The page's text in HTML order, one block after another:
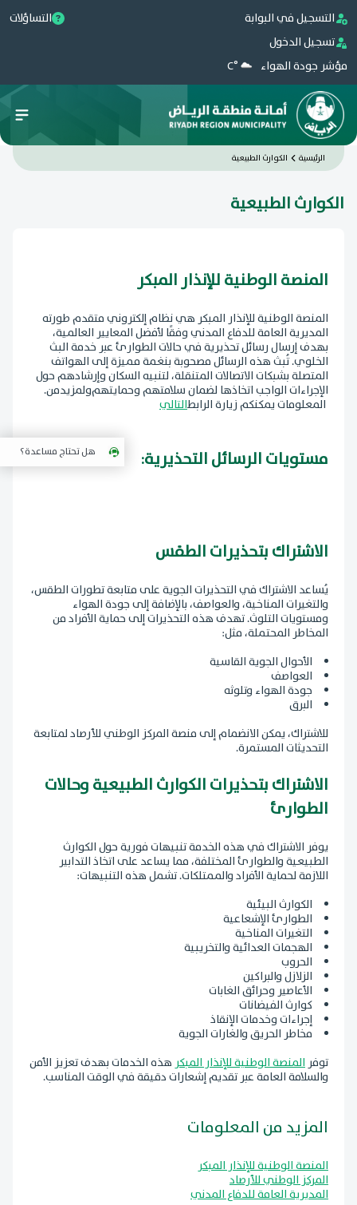
التسجيل في البوابة
تسجيل الدخول
مؤشر جودة الهواء
°C
التساؤلات
الرئيسية الكوارث الطبيعية
الكوارث الطبيعية
المنصة الوطنية للإنذار المبكر
المنصة الوطنية للإنذار المبكر هي نظام إلكتروني متقدم طورته
المديرية العامة للدفاع المدني وفقًا لأفضل المعايير العالمية،
بهدف إرسال رسائل تحذيرية في حالات الطوارئ عبر خدمة البث
الخلوي. تُبث هذه الرسائل مصحوبة بنغمة مميزة إلى الهواتف
المتصلة بشبكات الاتصالات المتنقلة، لتنبيه السكان وإرشادهم حول
الإجراءات الواجب اتخاذها لضمان سلامتهم وحمايتهم
.ولمزيدمن
التالي
مستويات الرسائل التحذيرية:
الاشتراك بتحذيرات الطقس
يُساعد الاشتراك في التحذيرات الجوية على متابعة تطورات الطقس،
والتغيرات المناخية، والعواصف، بالإضافة إلى جودة الهواء
ومستويات التلوث. تهدف هذه التحذيرات إلى حماية الأفراد من
المخاطر المحتملة، مثل:
الأحوال الجوية القاسية
العواصف
جودة الهواء وتلوثه
البرق
للاشتراك، يمكن الانضمام إلى منصة المركز الوطني للأرصاد لمتابعة
التحديثات المستمرة.
الاشتراك بتحذيرات الكوارث الطبيعية وحالات
الطوارئ
يوفر الاشتراك في هذه الخدمة تنبيهات فورية حول الكوارث
الطبيعية والطوارئ المختلفة، مما يساعد على اتخاذ التدابير
اللازمة لحماية الأفراد والممتلكات. تشمل هذه التنبيهات:
الكوارث البيئية
الطوارئ الإشعاعية
التغيرات المناخية
الهجمات العدائية والتخريبية
الحروب
الزلازل والبراكين
الأعاصير وحرائق الغابات
كوارث الفيضانات
إجراءات وخدمات الإنقاذ
مخاطر الحريق والغارات الجوية
توفر المنصة الوطنية للإنذار المبكر هذه الخدمات بهدف تعزيز الأمن
والسلامة العامة عبر تقديم إشعارات دقيقة في الوقت المناسب.
المزيد من المعلومات
المنصة الوطنية للإنذار المبكر
المركز الوطني للأرصاد
المديرية العامة للدفاع المدني
هل تحتاج مساعدة؟